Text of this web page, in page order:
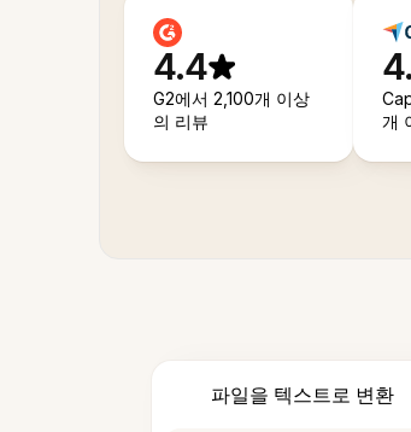
4.4
G2에서 2,100개 이상
의 리뷰
개
파일을 텍스트로 변환